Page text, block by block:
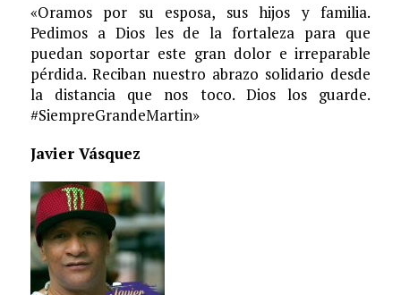
«Oramos por su esposa, sus hijos y familia.
Pedimos a Dios les de la fortaleza para que
puedan soportar este gran dolor e irreparable
pérdida. Reciban nuestro abrazo solidario desde
la distancia que nos toco. Dios los guarde.
#SiempreGrandeMartin»
Javier Vásquez